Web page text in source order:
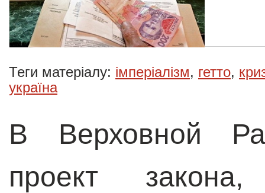
Теги матеріалу: імперіалізм, гетто,
україна
В Верховной
проект